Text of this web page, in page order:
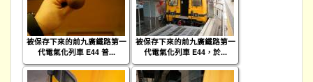
被保存下來的前九廣鐵路第一
代電氣化列車 E44 普...
被保存下來的前九廣鐵路第一
代電氣化列車 E44，於...